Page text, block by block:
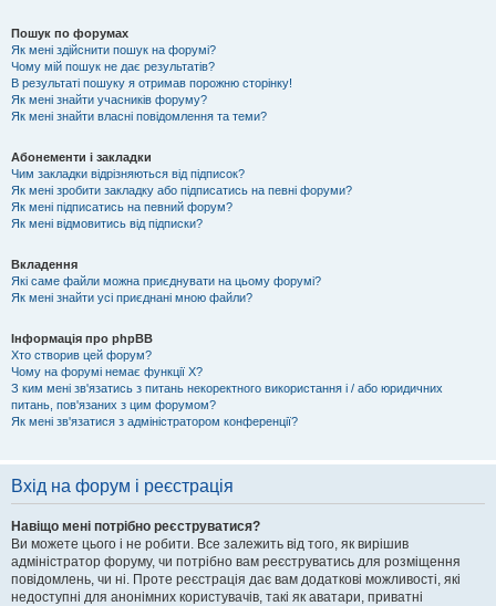
Пошук по форумах
Як мені здійснити пошук на форумі?
Чому мій пошук не дає результатів?
В результаті пошуку я отримав порожню сторінку!
Як мені знайти учасників форуму?
Як мені знайти власні повідомлення та теми?
Абонементи і закладки
Чим закладки відрізняються від підписок?
Як мені зробити закладку або підписатись на певні форуми?
Як мені підписатись на певний форум?
Як мені відмовитись від підписки?
Вкладення
Які саме файли можна приєднувати на цьому форумі?
Як мені знайти усі приєднані мною файли?
Інформація про phpBB
Хто створив цей форум?
Чому на форумі немає функції X?
З ким мені зв'язатись з питань некоректного використання і / або юридичних
питань, пов'язаних з цим форумом?
Як мені зв'язатися з адміністратором конференції?
Вхід на форум і реєстрація
Навіщо мені потрібно реєструватися?
Ви можете цього і не робити. Все залежить від того, як вирішив
адміністратор форуму, чи потрібно вам реєструватись для розміщення
повідомлень, чи ні. Проте реєстрація дає вам додаткові можливості, які
недоступні для анонімних користувачів, такі як аватари, приватні